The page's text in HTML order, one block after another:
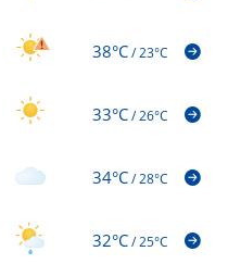
38°C/23°C
33°C/26°C
34°C/28°C
32°C/25°C